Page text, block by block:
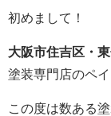
初めまして！
大阪市住吉区・
塗装専門店のペ
この度は数ある